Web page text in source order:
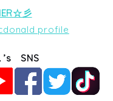
彡
profile
’s SNS